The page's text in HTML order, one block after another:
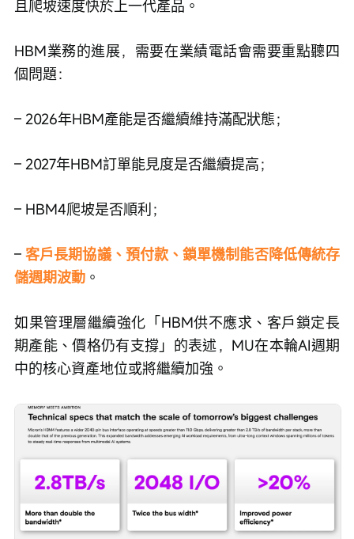
且爬坡速度快於上一代產品。
HBM業務的進展，需要在業績電話會需要重點聽四
個問題：
– 2026年HBM產能是否繼續維持滿配狀態；
– 2027年HBM訂單能見度是否繼續提高；
– HBM4爬坡是否順利；
– 客戶長期協議、預付款、鎖單機制能否降低傳統存
儲週期波動 。
如果管理層繼續強化「HBM供不應求、客戶鎖定長
期產能、價格仍有支撐」的表述，MU在本輪AI週期
中的核心資產地位或將繼續加強。